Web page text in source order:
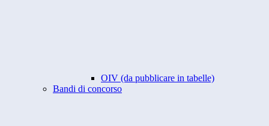
OIV (da pubblicare in tabelle)
Bandi di concorso